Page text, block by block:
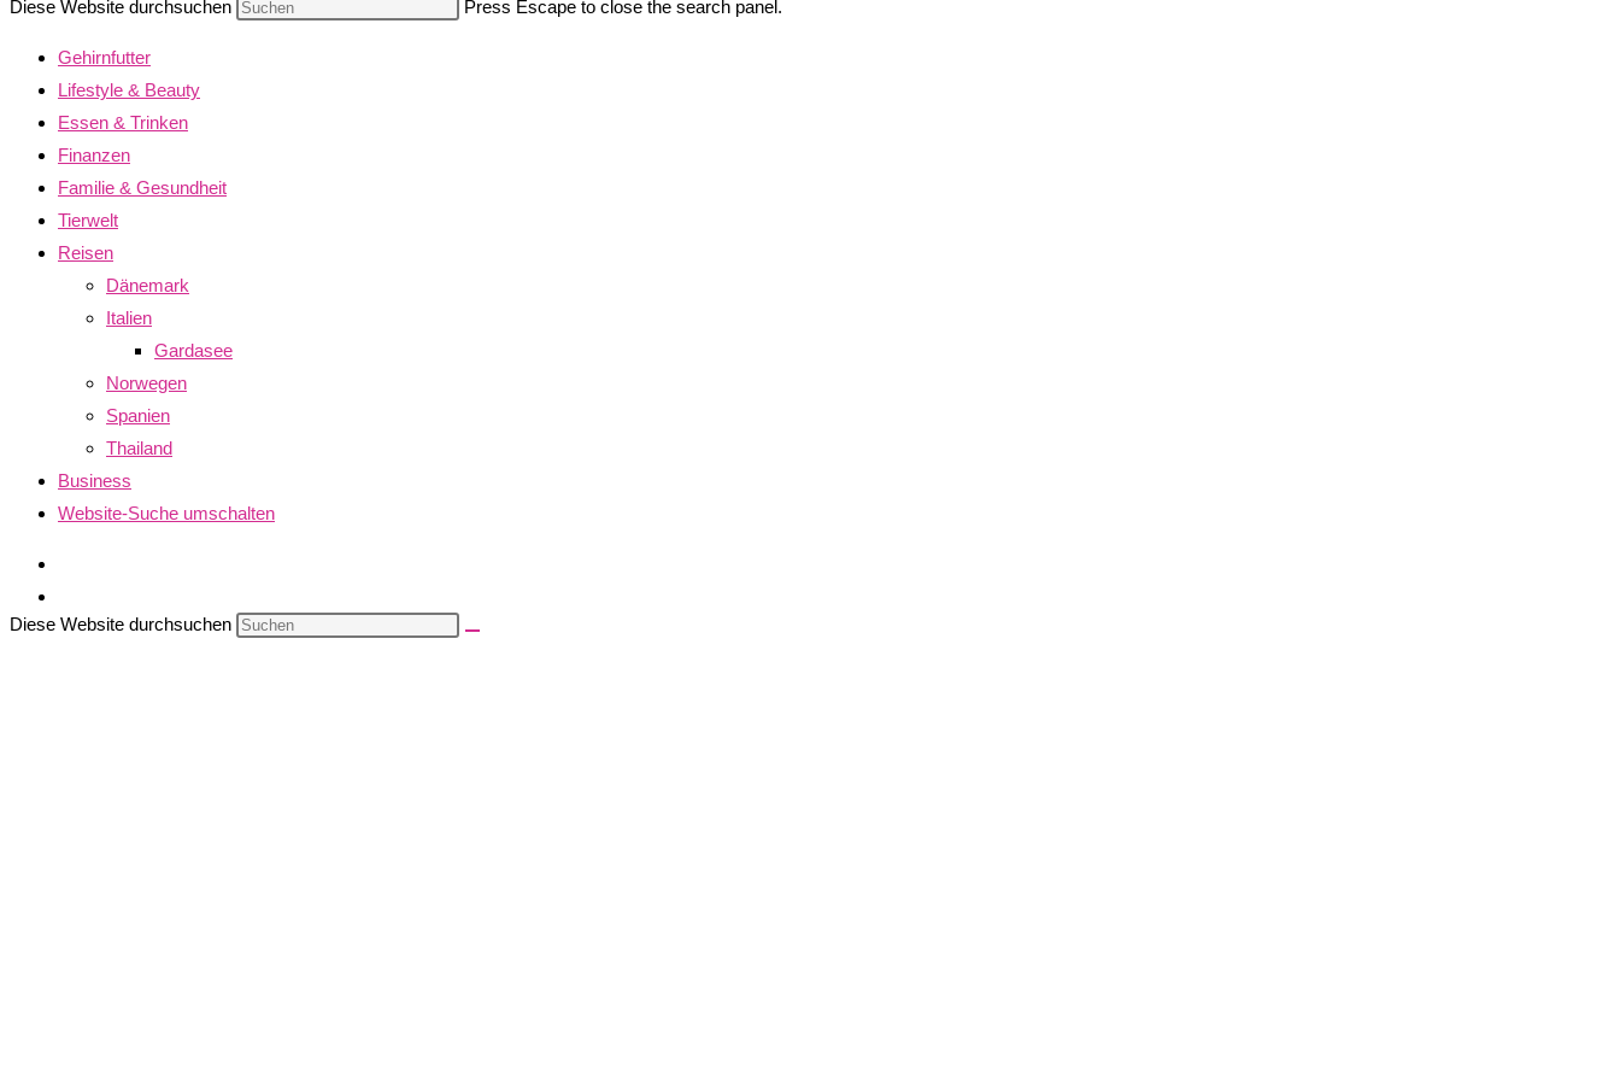
Diese Website durchsuchen Press Escape to close the search panel.
Gehirnfutter
Lifestyle & Beauty
Essen & Trinken
Finanzen
Familie & Gesundheit
Tierwelt
Reisen
Dänemark
Italien
Gardasee
Norwegen
Spanien
Thailand
Business
Website-Suche umschalten
Diese Website durchsuchen